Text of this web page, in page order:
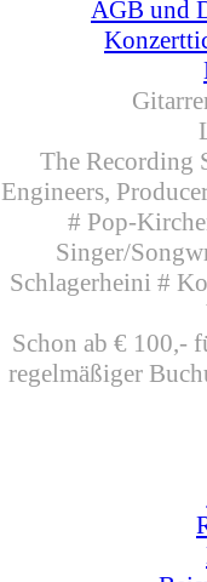
AGB und
The Recording
Engineers,
# Pop-
Singer/
Schlagerheini #
Schon ab € 100,-
regelmäßiger